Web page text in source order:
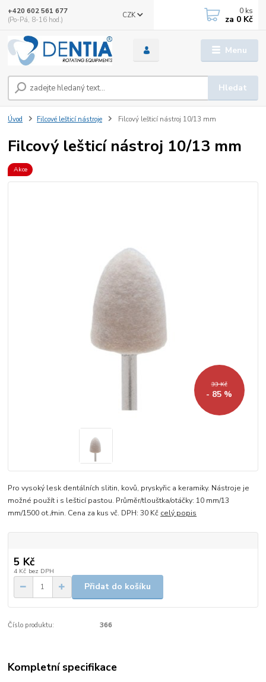
Menu
CZK
Hledat
+420 602 561 677
(Po-Pá, 8-16 hod.)
0 ks
za 0 Kč
Úvod Filcové lešticí nástroje Filcový lešticí nástroj 10/13 mm
Filcový lešticí nástroj 10/13 mm
Akce
33 Kč
- 85 %
Pro vysoký lesk dentálních slitin, kovů, pryskyřic a keramiky. Nástroje je
možné použít i s lešticí pastou. Průměr/tlouštka/otáčky: 10 mm/13
mm/1500 ot./min. Cena za kus vč. DPH: 30 Kč celý popis
5 Kč
4 Kč bez DPH
Přidat do košíku
Číslo produktu: 366
Kompletní specifikace